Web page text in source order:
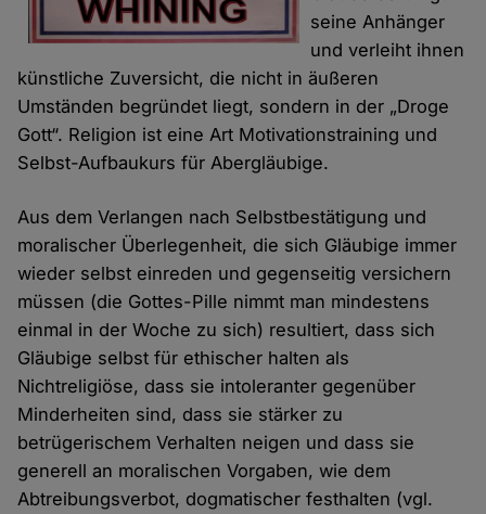
seine Anhänger
und verleiht ihnen
künstliche Zuversicht, die nicht in äußeren
Umständen begründet liegt, sondern in der „Droge
Gott“. Religion ist eine Art Motivationstraining und
Selbst-Aufbaukurs für Abergläubige.
Aus dem Verlangen nach Selbstbestätigung und
moralischer Überlegenheit, die sich Gläubige immer
wieder selbst einreden und gegenseitig versichern
müssen (die Gottes-Pille nimmt man mindestens
einmal in der Woche zu sich) resultiert, dass sich
Gläubige selbst für ethischer halten als
Nichtreligiöse, dass sie intoleranter gegenüber
Minderheiten sind, dass sie stärker zu
betrügerischem Verhalten neigen und dass sie
generell an moralischen Vorgaben, wie dem
Abtreibungsverbot, dogmatischer festhalten (vgl.